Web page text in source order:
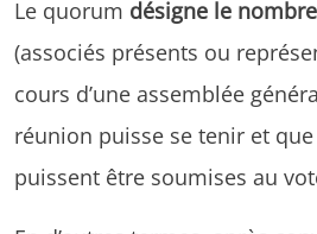
Le quorum désigne le
(associés présents ou
cours d’une assemblée
réunion puisse se tenir et
puissent être soumises au